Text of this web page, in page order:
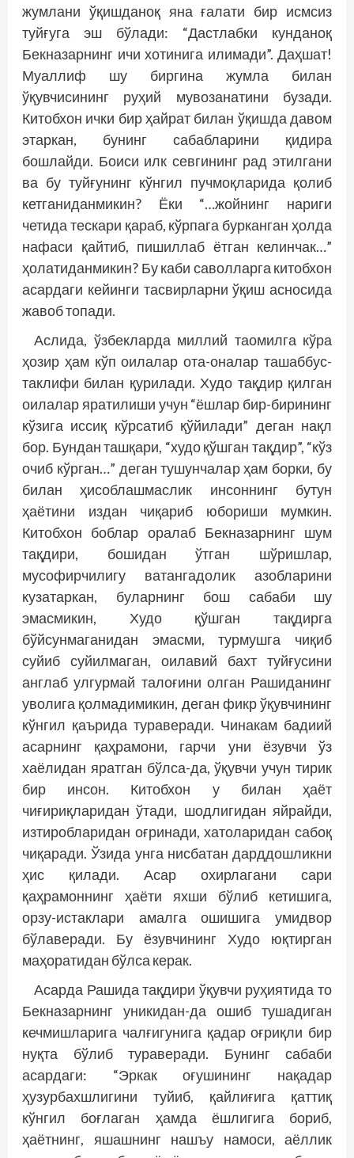
жумлани ўқишданоқ яна ғалати бир исмсиз
туйғуга эш бўлади: “Дастлабки кунданоқ
Бекназарнинг ичи хотинига илимади”. Даҳшат!
Муаллиф шу биргина жумла билан
ўқувчисининг руҳий мувозанатини бузади.
Китобхон ички бир ҳайрат билан ўқишда давом
этаркан, бунинг сабабларини қидира
бошлайди. Боиси илк севгининг рад этилгани
ва бу туйғунинг кўнгил пучмоқларида қолиб
кетганиданмикин? Ёки “…жойнинг нариги
четида тескари қараб, кўрпага бурканган ҳолда
нафаси қайтиб, пишиллаб ётган келинчак…”
ҳолатиданмикин? Бу каби саволларга китобхон
асардаги кейинги тасвирларни ўқиш асносида
жавоб топади.
Аслида, ўзбекларда миллий таомилга кўра
ҳозир ҳам кўп оилалар ота-оналар ташаббус-
таклифи билан қурилади. Худо тақдир қилган
оилалар яратилиши учун “ёшлар бир-бирининг
кўзига иссиқ кўрсатиб қўйилади” деган нақл
бор. Бундан ташқари, “худо қўшган тақдир”, “кўз
очиб кўрган…” деган тушунчалар ҳам борки, бу
билан ҳисоблашмаслик инсоннинг бутун
ҳаётини издан чиқариб юбориши мумкин.
Китобхон боблар оралаб Бекназарнинг шум
тақдири, бошидан ўтган шўришлар,
мусофирчилигу ватангадолик азобларини
кузатаркан, буларнинг бош сабаби шу
эмасмикин, Худо қўшган тақдирга
бўйсунмаганидан эмасми, турмушга чиқиб
суйиб суйилмаган, оилавий бахт туйғусини
англаб улгурмай талоғини олган Рашиданинг
уволига қолмадимикин, деган фикр ўқувчининг
кўнгил қаърида тураверади. Чинакам бадиий
асарнинг қаҳрамони, гарчи уни ёзувчи ўз
хаёлидан яратган бўлса-да, ўқувчи учун тирик
бир инсон. Китобхон у билан ҳаёт
чиғириқларидан ўтади, шодлигидан яйрайди,
изтиробларидан оғринади, хатоларидан сабоқ
чиқаради. Ўзида унга нисбатан дарддошликни
ҳис қилади. Асар охирлагани сари
қаҳрамоннинг ҳаёти яхши бўлиб кетишига,
орзу-истаклари амалга ошишига умидвор
бўлаверади. Бу ёзувчининг Худо юқтирган
маҳоратидан бўлса керак.
Асарда Рашида тақдири ўқувчи руҳиятида то
Бекназарнинг уникидан-да ошиб тушадиган
кечмишларига чалғигунига қадар оғриқли бир
нуқта бўлиб тураверади. Бунинг сабаби
асардаги: “Эркак оғушининг нақадар
ҳузурбахшлигини туйиб, қайлиғига қаттиқ
кўнгил боғлаган ҳамда ёшлигига бориб,
ҳаётнинг, яшашнинг нашъу намоси, аёллик